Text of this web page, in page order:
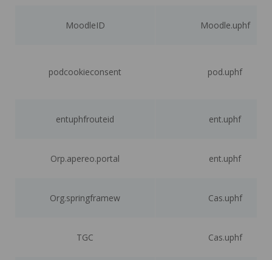
MoodleID Moodle.uphf
podcookieconsent pod.uphf
entuphfrouteid ent.uphf
Orp.apereo.portal ent.uphf
Org.springframew Cas.uphf
TGC Cas.uphf